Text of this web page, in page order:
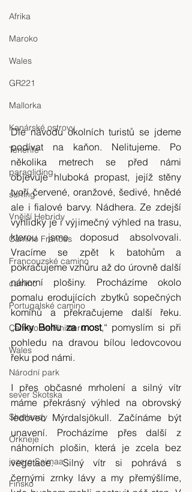
Afrika
Maroko
Wales
GR221
Mallorka
Kanárské ostrovy
Tenerife
paragliding
surfing
Vnější Hebridy
Camino Frances
Francouzské camino
camino
Portugalské camino
Camino na Finisteru
Wales
Národní park
sever Skotska
Shetlandy
Orkneje
jezero Saimaa
Finsko
Dle návodu okolních turistů se jdeme
podívat na kaňon. Nelitujeme. Po
několika metrech se před námi
objevuje hluboká propast, jejíž stěny
tvoří červené, oranžové, šedivé, hnědé
ale i fialové barvy. Nádhera. Ze zdejší
vyhlídky je i výjimečný výhled na trasu,
kterou jsme doposud absolvovali.
Vracíme se zpět k batohům a
pokračujeme vzhůru až do úrovně další
náhorní plošiny. Procházíme okolo
pomalu erodujících zbytků sopečných
komínů a překračujeme další řeku.
„Díky Bohu za most,“ pomyslím si při
pohledu na dravou bílou ledovcovou
řeku pod námi.
I přes občasné mrholení a silný vítr
máme překrásný výhled na obrovský
ledovec Mýrdalsjökull. Začínáme být
unavení. Procházíme přes další z
náhorních plošin, která je zcela bez
vegetace. Silný vítr si pohrává s
černými zrnky lávy a my přemýšlíme,